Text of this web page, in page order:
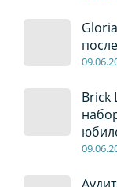
09.06
Brick
09.06